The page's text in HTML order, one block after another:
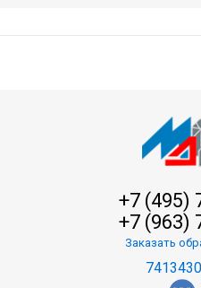
+7 (495)
+7 (963)
Заказать